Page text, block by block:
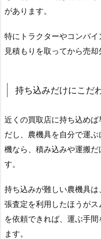
があります。
特にトラクターやコンバ
見積もりを取ってから売却
持ち込みだけにこだ
近くの買取店に持ち込め
だし、農機具を自分で運
機なら、積み込みや運搬
す。
持ち込みが難しい農機具
張査定を利用したほうが
を依頼できれば、運ぶ手
ます。